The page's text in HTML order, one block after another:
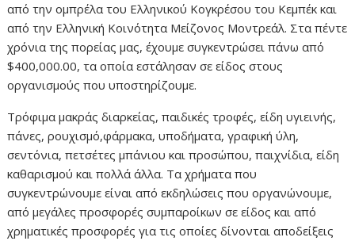
από την ομπρέλα του Ελληνικού Κογκρέσου του Κεμπέκ και
από την Ελληνική Κοινότητα Μείζονος Μοντρεάλ. Στα πέντε
χρόνια της πορείας μας, έχουμε συγκεντρώσει πάνω από
$400,000.00, τα οποία εστάλησαν σε είδος στους
οργανισμούς που υποστηρίζουμε.
Τρόφιμα μακράς διαρκείας, παιδικές τροφές, είδη υγιεινής,
πάνες, ρουχισμό,φάρμακα, υποδήματα, γραφική ύλη,
σεντόνια, πετσέτες μπάνιου και προσώπου, παιχνίδια, είδη
καθαρισμού και πολλά άλλα. Τα χρήματα που
συγκεντρώνουμε είναι από εκδηλώσεις που οργανώνουμε,
από μεγάλες προσφορές συμπαροίκων σε είδος και από
χρηματικές προσφορές για τις οποίες δίνονται αποδείξεις